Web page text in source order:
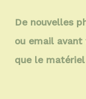
De nouvelles
ou email
que le